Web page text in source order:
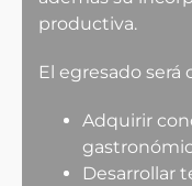
productiva.
El egresado será
Adquirir
Desarrollar